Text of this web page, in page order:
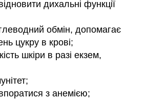
дихальні функції
обмін, допомагає
цукру в крові;
шкіри в разі екзем,
з анемією;